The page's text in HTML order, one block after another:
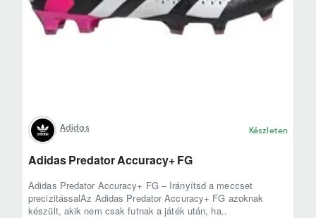
Adidas Készleten
Adidas Predator Accuracy+ FG
Adidas Predator Accuracy+ FG – Irányítsd a meccset
precizitássalAz Adidas Predator Accuracy+ FG azoknak
készült, akik nem csak futnak a játék után, ha..